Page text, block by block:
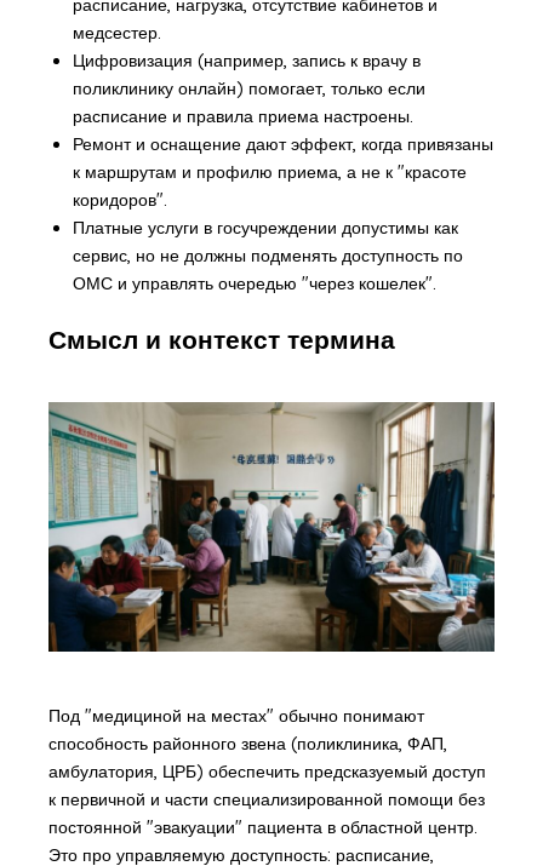
медсестер.
Цифровизация (например, запись к врачу в
поликлинику онлайн) помогает, только если
расписание и правила приема настроены.
Ремонт и оснащение дают эффект, когда привязаны
к маршрутам и профилю приема, а не к "красоте
коридоров".
Платные услуги в госучреждении допустимы как
сервис, но не должны подменять доступность по
ОМС и управлять очередью "через кошелек".
Смысл и контекст термина
Под "медициной на местах" обычно понимают
способность районного звена (поликлиника, ФАП,
амбулатория, ЦРБ) обеспечить предсказуемый доступ
к первичной и части специализированной помощи без
постоянной "эвакуации" пациента в областной центр.
Это про управляемую доступность: расписание,